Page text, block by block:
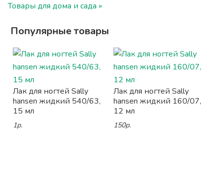
Товары для дома и сада »
Популярные товары
Лак для ногтей Sally
hansen жидкий 540/63,
15 мл
1р.
Лак для ногтей Sally
hansen жидкий 160/07,
12 мл
150р.